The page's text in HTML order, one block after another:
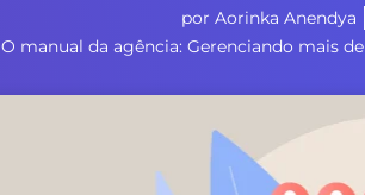
por Aorinka Anendya
O manual da agência: Gerenciando mais